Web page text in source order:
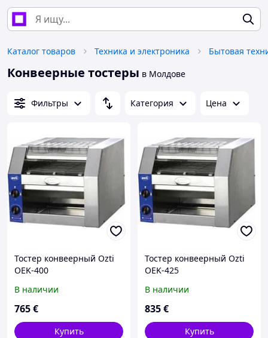
Каталог товаров Техника и электроника Бытовая
Конвеерные тостеры в Молдове
Фильтры Категория Цена
Тостер конвеерный Ozti
OEK-400
В наличии
765€
Купить
Тостер конвеерный Ozti
OEK-425
В наличии
835€
Купить